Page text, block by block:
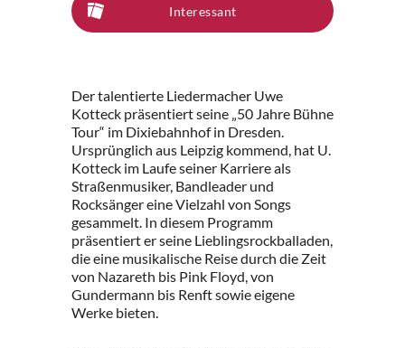
Interessant
Der talentierte Liedermacher Uwe
Kotteck präsentiert seine „50 Jahre Bühne
Tour“ im Dixiebahnhof in Dresden.
Ursprünglich aus Leipzig kommend, hat U.
Kotteck im Laufe seiner Karriere als
Straßenmusiker, Bandleader und
Rocksänger eine Vielzahl von Songs
gesammelt. In diesem Programm
präsentiert er seine Lieblingsrockballaden,
die eine musikalische Reise durch die Zeit
von Nazareth bis Pink Floyd, von
Gundermann bis Renft sowie eigene
Werke bieten.